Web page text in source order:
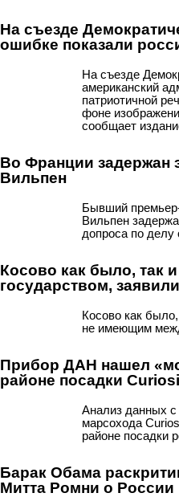
На съезде
ошибке показали
На съезде
американский
патриотичной
фоне
сообщает
Во Франции задержан
Вильпен
Бывший
Вильпен
допроса по
Косово как было, так и
государством,
Косово как
не имеющим
Прибор ДАН нашел
районе посадки
Анализ данных с
марсохода
районе посадки
Барак Обама
Митта Ромни о России